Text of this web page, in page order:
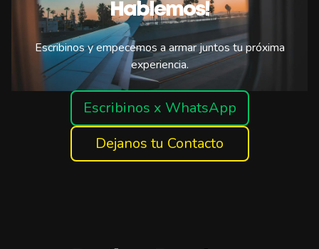
Hablemos!
Escribinos y empecemos a armar juntos tu próxima
experiencia.
Escribinos x WhatsApp
Dejanos tu Contacto